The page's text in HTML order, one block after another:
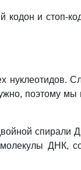
кодон и стоп-
нуклеотидов.
поэтому мы
спирали
молекулы ДНК,